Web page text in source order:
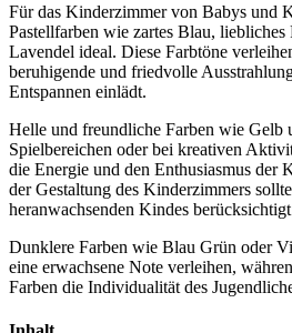
Für das Kinderzimmer von Babys und
Pastellfarben wie zartes Blau,
Lavendel ideal. Diese Farbtöne
beruhigende und friedvolle
Entspannen einlädt.
Helle und freundliche Farben wie Gelb
Spielbereichen oder bei kreativen
die Energie und den Enthusiasmus der
der Gestaltung des Kinderzimmers
heranwachsenden Kindes
Dunklere Farben wie Blau Grün oder
eine erwachsene Note verleihen,
Farben die Individualität des